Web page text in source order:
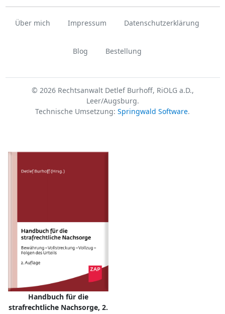
Über mich Impressum Datenschutzerklärung
Blog Bestellung
© 2026 Rechtsanwalt Detlef Burhoff, RiOLG a.D.,
Leer/Augsburg.
Technische Umsetzung: Springwald Software.
Handbuch für die
strafrechtliche Nachsorge, 2.